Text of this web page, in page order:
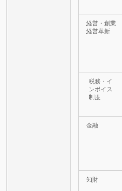
経営・創業
経営革新
税務・イ
ンボイス
制度
金融
知財